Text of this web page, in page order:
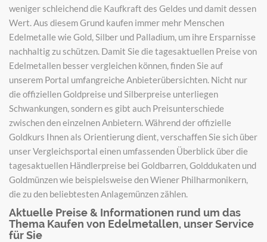
weniger schleichend die Kaufkraft des Geldes und damit dessen
Wert. Aus diesem Grund kaufen immer mehr Menschen
Edelmetalle wie Gold, Silber und Palladium, um ihre Ersparnisse
nachhaltig zu schützen. Damit Sie die tagesaktuellen Preise von
Edelmetallen besser vergleichen können, finden Sie auf
unserem Portal umfangreiche Anbieterübersichten. Nicht nur
die offiziellen Goldpreise und Silberpreise unterliegen
Schwankungen, sondern es gibt auch Preisunterschiede
zwischen den einzelnen Anbietern. Während der offizielle
Goldkurs Ihnen als Orientierung dient, verschaffen Sie sich über
unser Vergleichsportal einen umfassenden Überblick über die
tagesaktuellen Händlerpreise bei Goldbarren, Golddukaten und
Goldmünzen wie beispielsweise den Wiener Philharmonikern,
die zu den beliebtesten Anlagemünzen zählen.
Aktuelle Preise & Informationen rund um das
Thema Kaufen von Edelmetallen, unser Service
für Sie